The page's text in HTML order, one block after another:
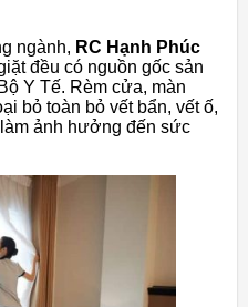
ngành, RC Hạnh Phúc
đều có nguồn gốc sản
Y Tế. Rèm cửa, màn
bỏ toàn bỏ vết bẩn, vết ố,
ảnh hưởng đến sức